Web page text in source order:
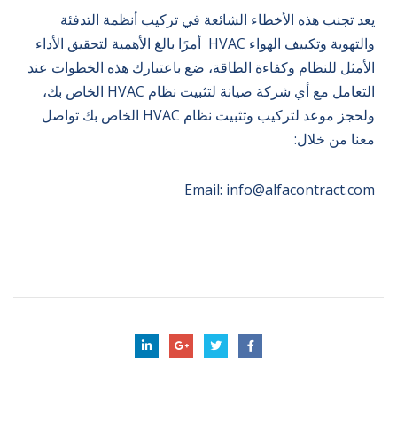
يعد تجنب هذه الأخطاء الشائعة في تركيب أنظمة التدفئة
والتهوية وتكييف الهواء HVAC أمرًا بالغ الأهمية لتحقيق الأداء
الأمثل للنظام وكفاءة الطاقة، ضع باعتبارك هذه الخطوات عند
التعامل مع أي شركة صيانة لتثبيت نظام HVAC الخاص بك،
ولحجز موعد لتركيب وتثبيت نظام HVAC الخاص بك تواصل
معنا من خلال:
Email: info@alfacontract.com